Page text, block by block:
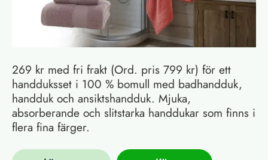
269 kr med fri frakt (Ord. pris 799 kr) för ett
handduksset i 100 % bomull med badhandduk,
handduk och ansiktshandduk. Mjuka,
absorberande och slitstarka handdukar som finns i
flera fina färger.